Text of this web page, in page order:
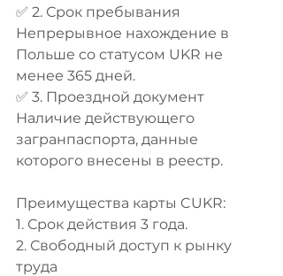
✅ 2. Срок пребывания
Непрерывное нахождение в
Польше со статусом UKR не
менее 365 дней.
✅ 3. Проездной документ
Наличие действующего
загранпаспорта, данные
которого внесены в реестр.
Преимущества карты CUKR:
1. Срок действия 3 года.
2. Свободный доступ к рынку
труда